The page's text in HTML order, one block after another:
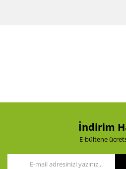
Ürün fiyatı diğer sitelerden
İndirim
E-bültene